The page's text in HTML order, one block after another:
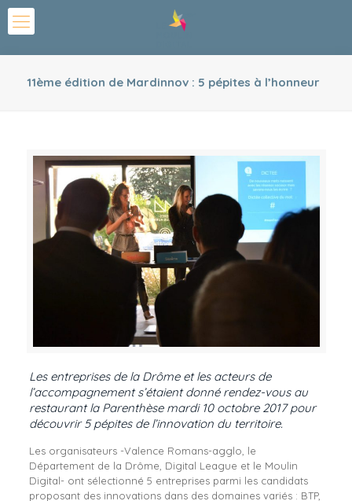
11ème édition de Mardinnov : 5 pépites à l’honneur
Les entreprises de la Drôme et les acteurs de
l’accompagnement s’étaient donné rendez-vous au
restaurant la Parenthèse mardi 10 octobre 2017 pour
découvrir 5 pépites de l’innovation du territoire.
Les organisateurs -Valence Romans-agglo, le
Département de la Drôme, Digital League et le Moulin
Digital- ont sélectionné 5 entreprises parmi les candidats
proposant des innovations dans des domaines variés : BTP,